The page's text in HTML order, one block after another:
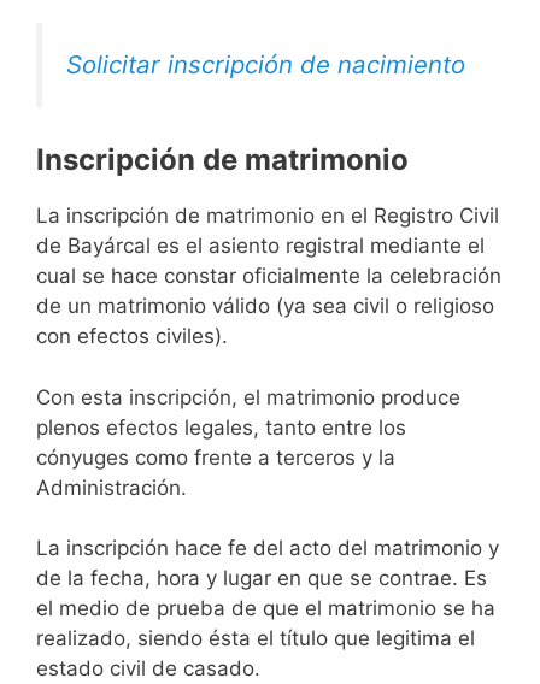
Solicitar inscripción de nacimiento
Inscripción de matrimonio
La inscripción de matrimonio en el Registro Civil
de Bayárcal es el asiento registral mediante el
cual se hace constar oficialmente la celebración
de un matrimonio válido (ya sea civil o religioso
con efectos civiles).
Con esta inscripción, el matrimonio produce
plenos efectos legales, tanto entre los
cónyuges como frente a terceros y la
Administración.
La inscripción hace fe del acto del matrimonio y
de la fecha, hora y lugar en que se contrae. Es
el medio de prueba de que el matrimonio se ha
realizado, siendo ésta el título que legitima el
estado civil de casado.